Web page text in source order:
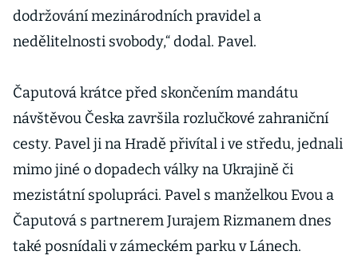
dodržování mezinárodních pravidel a
nedělitelnosti svobody,“ dodal. Pavel.
Čaputová krátce před skončením mandátu
návštěvou Česka završila rozlučkové zahraniční
cesty. Pavel ji na Hradě přivítal i ve středu, jednali
mimo jiné o dopadech války na Ukrajině či
mezistátní spolupráci. Pavel s manželkou Evou a
Čaputová s partnerem Jurajem Rizmanem dnes
také posnídali v zámeckém parku v Lánech.